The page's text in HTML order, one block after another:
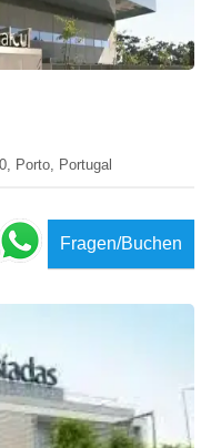
Porto, Portugal
Fragen/Buchen